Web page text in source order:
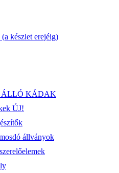
készlet erejéig)
ÁLLÓ KÁDAK
ÚJ!
állványok